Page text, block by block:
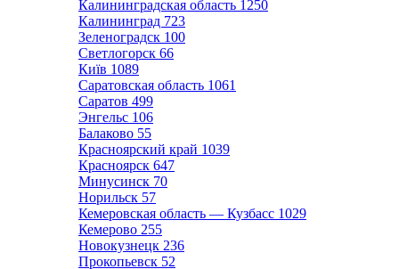
Калининградская область 1250
Калининград 723
Зеленоградск 100
Светлогорск 66
Київ 1089
Саратовская область 1061
Саратов 499
Энгельс 106
Балаково 55
Красноярский край 1039
Красноярск 647
Минусинск 70
Норильск 57
Кемеровская область — Кузбасс 1029
Кемерово 255
Новокузнецк 236
Прокопьевск 52